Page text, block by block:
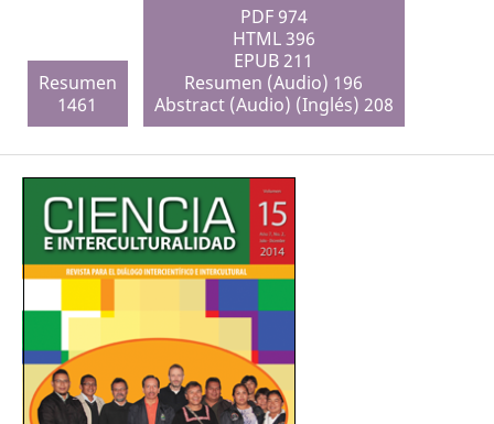
Resumen
1461
PDF 974
HTML 396
EPUB 211
Resumen (Audio) 196
Abstract (Audio) (Inglés) 208